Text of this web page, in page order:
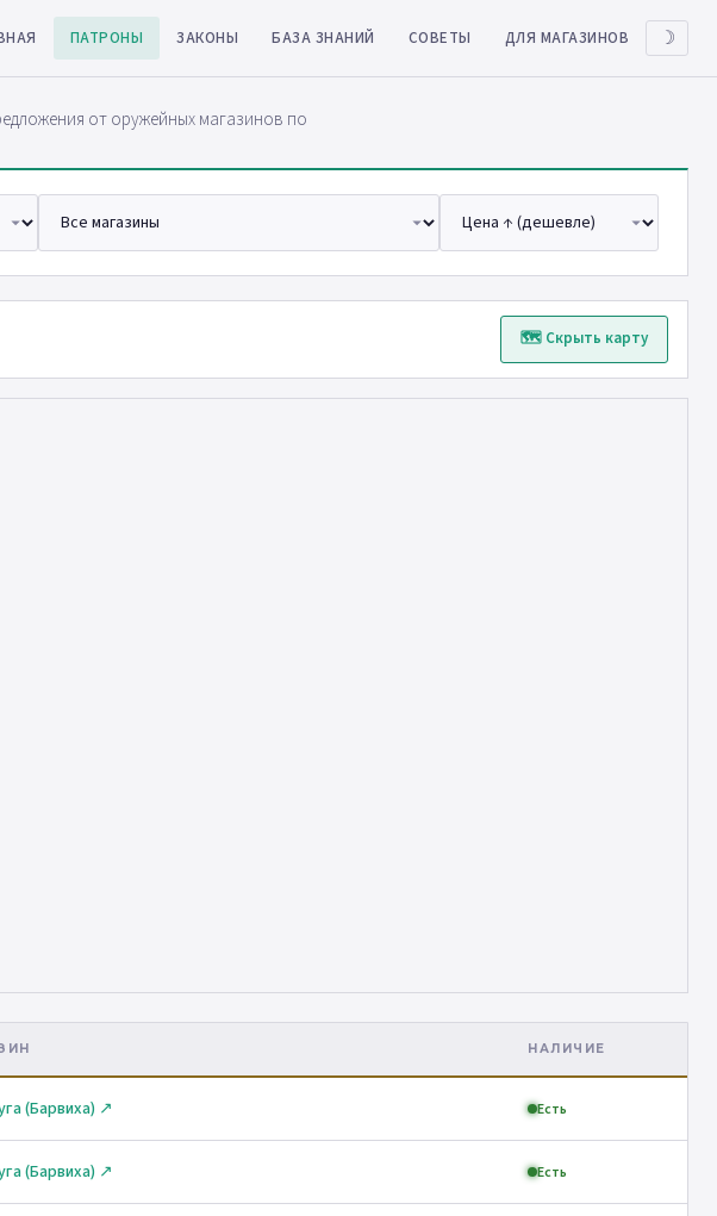
ПАТРОНЫ ЗАКОНЫ БАЗА ЗНАНИЙ СОВЕТЫ ДЛЯ МАГАЗИНОВ ☽
от оружейных магазинов по
🗺 Скрыть карту
НАЛИЧИЕ
(Барвиха) ↗ Есть
(Барвиха) ↗ Есть